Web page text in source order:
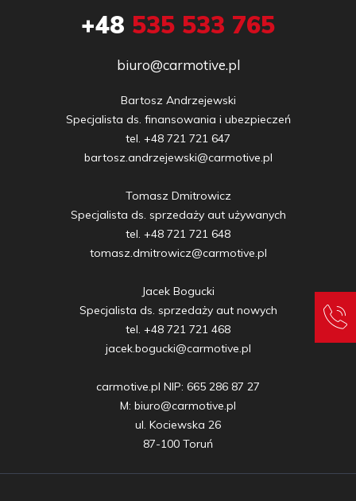
+48 535 533 765
biuro@carmotive.pl
Bartosz Andrzejewski
Specjalista ds. finansowania i ubezpieczeń
tel. +48 721 721 647
bartosz.andrzejewski@carmotive.pl
Tomasz Dmitrowicz
Specjalista ds. sprzedaży aut używanych
tel. +48 721 721 648
tomasz.dmitrowicz@carmotive.pl
Jacek Bogucki
Specjalista ds. sprzedaży aut nowych
tel. +48 721 721 468
jacek.bogucki@carmotive.pl
carmotive.pl NIP: 665 286 87 27
M: biuro@carmotive.pl
ul. Kociewska 26
87-100 Toruń